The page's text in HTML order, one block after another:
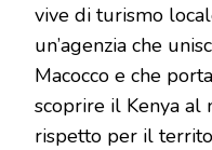
vive di turismo
un’agenzia che
Macocco e che
scoprire il Kenya al
rispetto per il